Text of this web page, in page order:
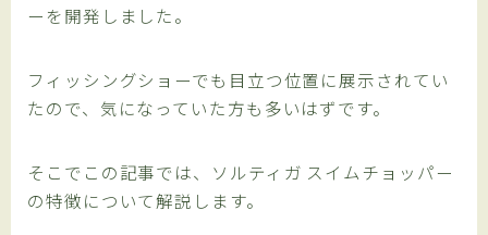
ーを開発しました。
フィッシングショーでも目立つ位置に展示されてい
たので、気になっていた方も多いはずです。
そこでこの記事では、ソルティガ スイムチョッパー
の特徴について解説します。